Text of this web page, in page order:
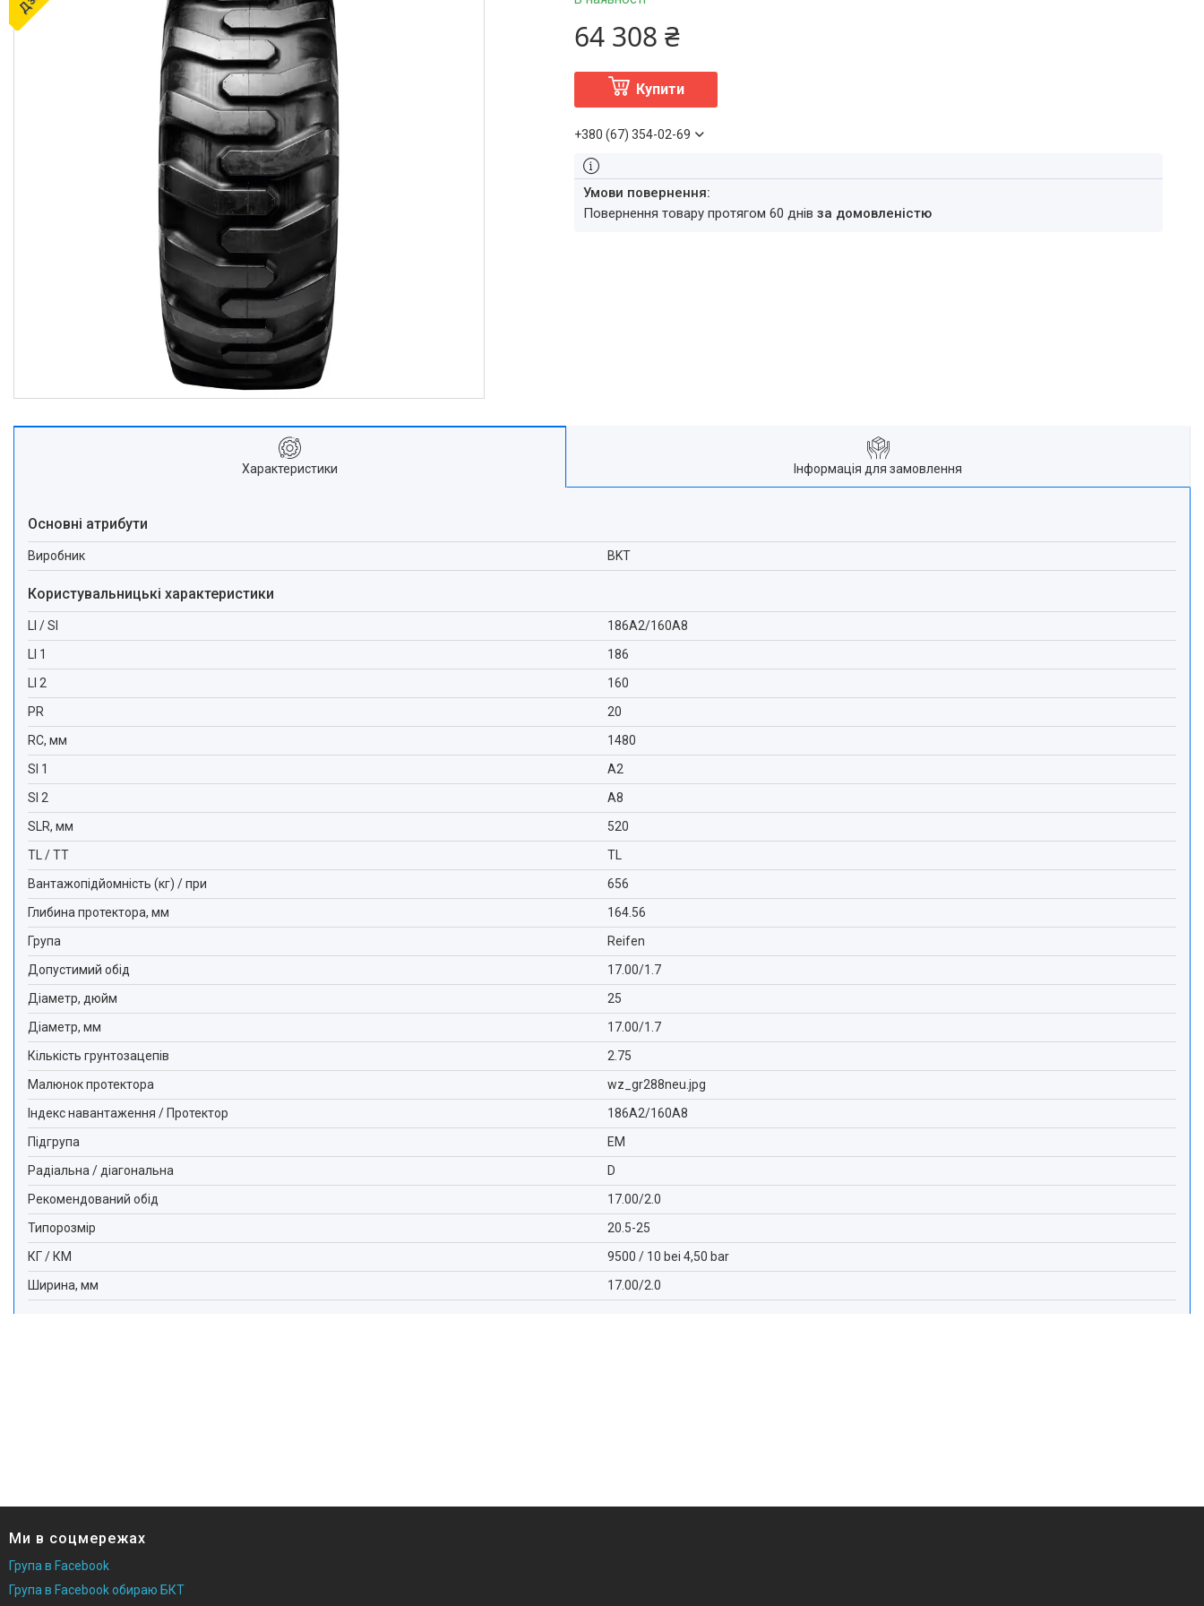
64 308 ₴
Купити
+380 (67) 354-02-69
повернення товару протягом 60 днівза домовленістю
Характеристики Інформація для замовлення
Основні атрибути
Виробник BKT
Користувальницькі характеристики
LI / SI
186A2/160A8
LI 1
186
LI 2
160
PR
20
RC, мм
1480
SI 1
A2
SI 2
A8
SLR, мм
520
TL / TT
TL
Вантажопідйомність (кг) / при
656
Глибина протектора, мм
164.56
Група
Reifen
Допустимий обід
17.00/1.7
Діаметр, дюйм
25
Діаметр, мм
17.00/1.7
Кількість грунтозацепів
2.75
Малюнок протектора
wz_gr288neu.jpg
Індекс навантаження / Протектор
186A2/160A8
Підгрупа
EM
Радіальна / діагональна
D
Рекомендований обід
17.00/2.0
Типорозмір
20.5-25
КГ / КМ
9500 / 10 bei 4,50 bar
Ширина, мм
17.00/2.0
Ми в соцмережах
Група в Facebook
Група в Facebook обираю БКТ